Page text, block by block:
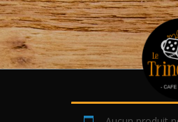
Skip
to
content